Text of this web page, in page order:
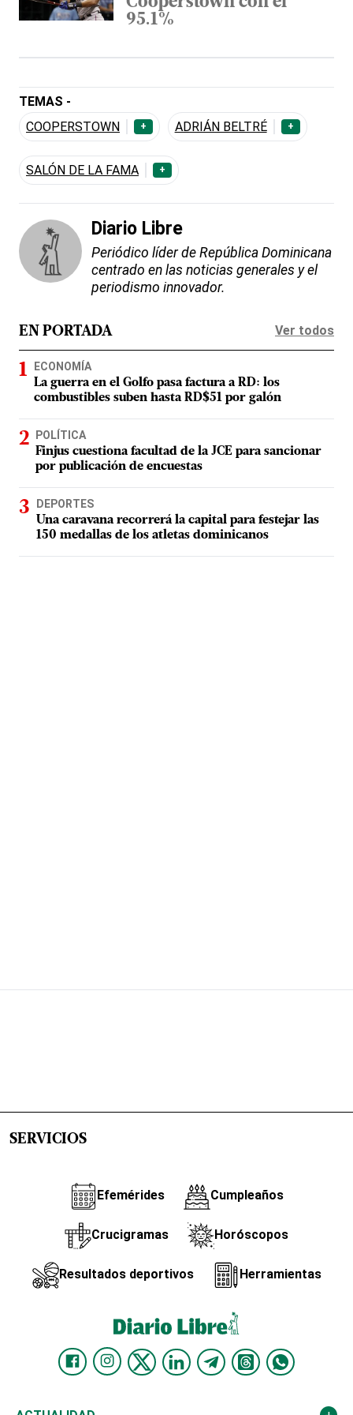
95.1%
TEMAS -
COOPERSTOWN
+ ADRIÁN BELTRÉ +
SALÓN DE LA FAMA +
Diario Libre
Periódico líder de República Dominicana
centrado en las noticias generales y el
periodismo innovador.
EN PORTADA Ver todos
ECONOMÍA
La guerra en el Golfo pasa factura a RD: los
combustibles suben hasta RD$51 por galón
POLÍTICA
Finjus cuestiona facultad de la JCE para sancionar
por publicación de encuestas
DEPORTES
Una caravana recorrerá la capital para festejar las
150 medallas de los atletas dominicanos
SERVICIOS
Efemérides Cumpleaños
Crucigramas Horóscopos
Resultados deportivos Herramientas